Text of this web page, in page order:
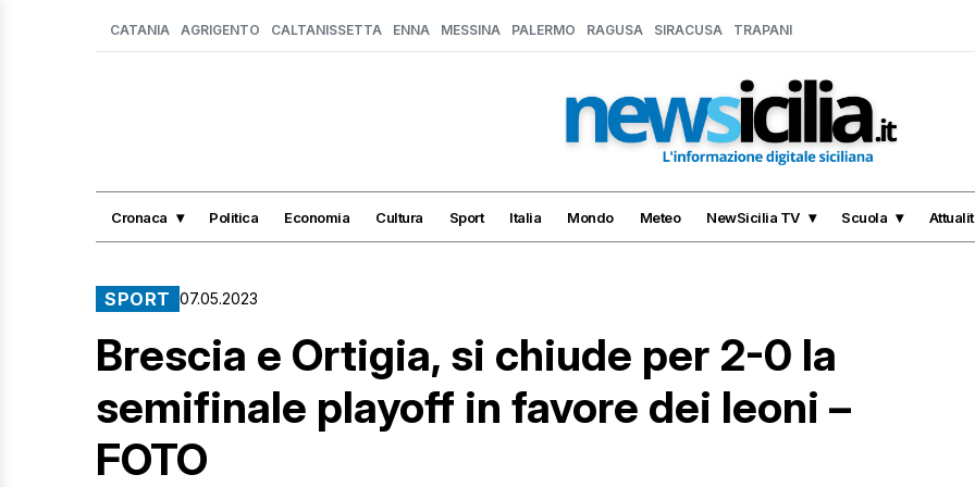
CATANIA AGRIGENTO CALTANISSETTA ENNA MESSINA PALERMO RAGUSA SIRACUSA TRAPANI
Cronaca Politica Economia Cultura Sport Italia Mondo Meteo NewSicilia TV Scuola
SPORT 07.05.2023
Brescia e Ortigia, si chiude per 2-0 la
semifinale playoff in favore dei leoni –
FOTO